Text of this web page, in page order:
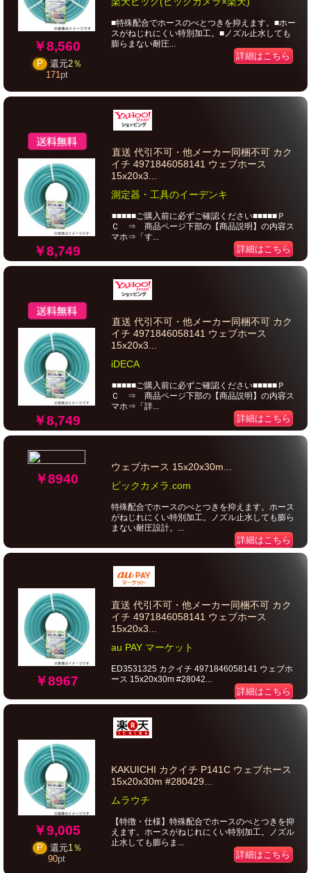
￥8,560
P 還元2％
171pt
■特殊配合でホースのべとつきを抑えます。■ホー
スがねじれにくい特別加工。■ノズル止水しても
膨らまない耐圧...
詳細はこちら
￥8,749
直送 代引不可・他メーカー同梱不可 カク
イチ 4971846058141 ウェブホース
15x20x3...
測定器・工具のイーデンキ
■■■■■ご購入前に必ずご確認ください■■■■■Ｐ
Ｃ ⇒ 商品ページ下部の【商品説明】の内容ス
マホ⇒「す...
詳細はこちら
￥8,749
直送 代引不可・他メーカー同梱不可 カク
イチ 4971846058141 ウェブホース
15x20x3...
iDECA
■■■■■ご購入前に必ずご確認ください■■■■■Ｐ
Ｃ ⇒ 商品ページ下部の【商品説明】の内容ス
マホ⇒「詳...
詳細はこちら
￥8940
ウェブホース 15x20x30m...
ビックカメラ.com
特殊配合でホースのべとつきを抑えます。ホース
がねじれにくい特別加工。ノズル止水しても膨ら
まない耐圧設計。...
詳細はこちら
￥8967
直送 代引不可・他メーカー同梱不可 カク
イチ 4971846058141 ウェブホース
15x20x3...
au PAY マーケット
ED3531325 カクイチ 4971846058141 ウェブホ
ース 15x20x30m #28042...
詳細はこちら
￥9,005
P 還元1％
90pt
KAKUICHI カクイチ P141C ウェブホース
15x20x30m #280429...
ムラウチ
【特徴・仕様】特殊配合でホースのべとつきを抑
えます。ホースがねじれにくい特別加工。ノズル
止水しても膨らま...
詳細はこちら